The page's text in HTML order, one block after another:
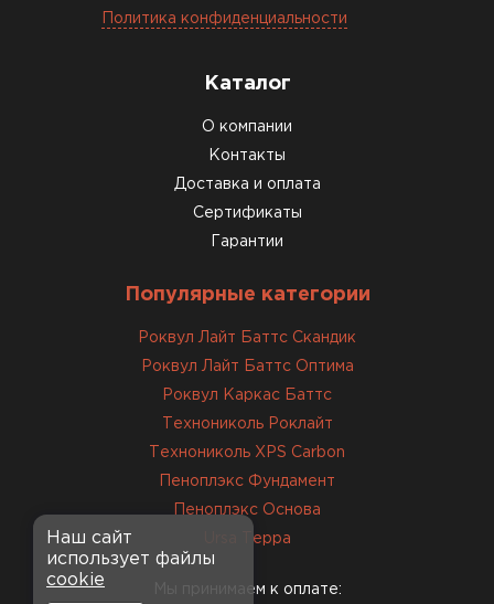
Политика конфиденциальности
Каталог
О компании
Контакты
Доставка и оплата
Сертификаты
Гарантии
Популярные категории
Роквул Лайт Баттс Скандик
Роквул Лайт Баттс Оптима
Роквул Каркас Баттс
Технониколь Роклайт
Технониколь XPS Carbon
Пеноплэкс Фундамент
Пеноплэкс Основа
Ursa Терра
Мы принимаем к оплате:
Наш сайт
использует файлы
cookie